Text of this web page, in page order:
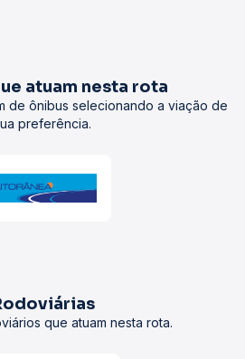
atuam nesta rota
de ônibus selecionando a viação de
preferência.
que atuam nesta rota.